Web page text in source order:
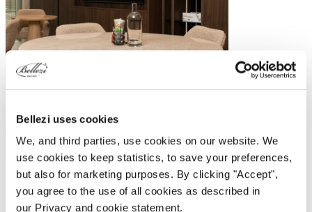
Bellezi uses cookies
We, and third parties, use cookies on our website. We
use cookies to keep statistics, to save your preferences,
but also for marketing purposes. By clicking "Accept",
you agree to the use of all cookies as described in
our Privacy and cookie statement.
Laservision x Toskani Benelux
Laservision heeft haar expertise op het gebied medische en